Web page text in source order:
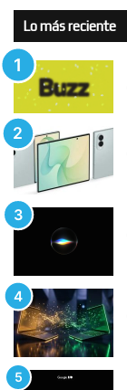
Lo más reciente